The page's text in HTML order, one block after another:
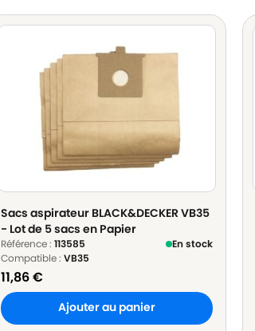
Sacs aspirateur BLACK&DECKER VB35
- Lot de 5 sacs en Papier
Référence : 113585
En stock
Compatible : VB35
11,86€
Ajouter au panier